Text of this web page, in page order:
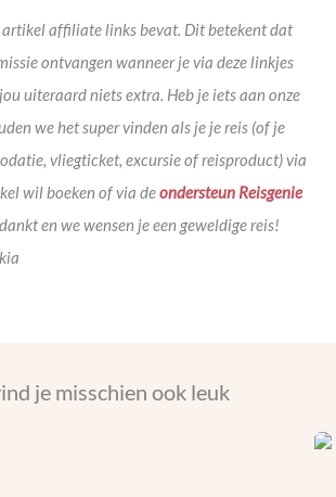
affiliate links bevat. Dit betekent dat
ontvangen wanneer je via deze linkjes
uiteraard niets extra. Heb je iets aan onze
we het super vinden als je je reis (of je
vliegticket, excursie of reisproduct) via
wil boeken of via deondersteun Reisgenie
en we wensen je een geweldige reis!
je misschien ook leuk